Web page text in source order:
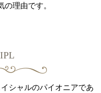
理由です。
シャルのパイオニアであ